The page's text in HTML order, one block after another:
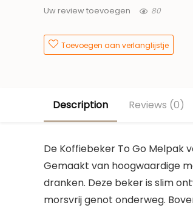
Uw review toevoegen 80
Toevoegen aan verlanglijstje
Description Reviews (0)
De Koffiebeker To Go Melpak
Gemaakt van hoogwaardige
dranken. Deze beker is slim
morsvrij genot onderweg.